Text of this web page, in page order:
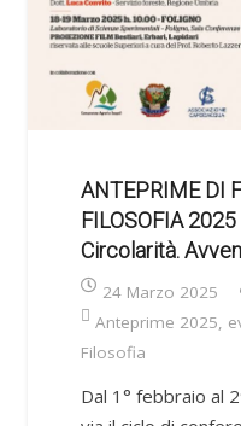
ANTEPRIME DI
FILOSOFIA
Circolarità.
24 Marzo 2025
Anteprime 2025,
Filosofia
Dal 1° febbraio al